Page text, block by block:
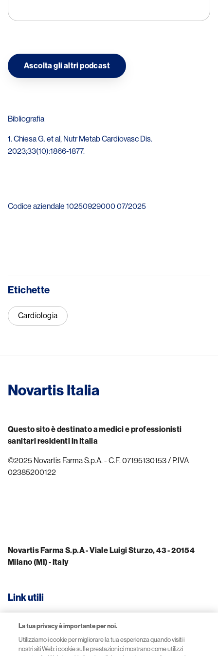
Ascolta gli altri podcast
Bibliografia
1. Chiesa G. et al, Nutr Metab Cardiovasc Dis.
2023;33(10):1866-1877.
Codice aziendale 10250929000 07/2025
Etichette
Cardiologia
Novartis Italia
Questo sito è destinato a medici e professionisti
sanitari residenti in Italia
©2025 Novartis Farma S.p.A. - C.F. 07195130153 / P.IVA
02385200122
Novartis Farma S.p.A - Viale Luigi Sturzo, 43 - 20154
Milano (MI) - Italy
Link utili
Termini e condizioni
Privacy policy
La tua privacy è importante per noi.
Utilizziamo i cookie per migliorare la tua esperienza quando visiti i
nostri siti Web: i cookie sulle prestazioni ci mostrano come utilizzi